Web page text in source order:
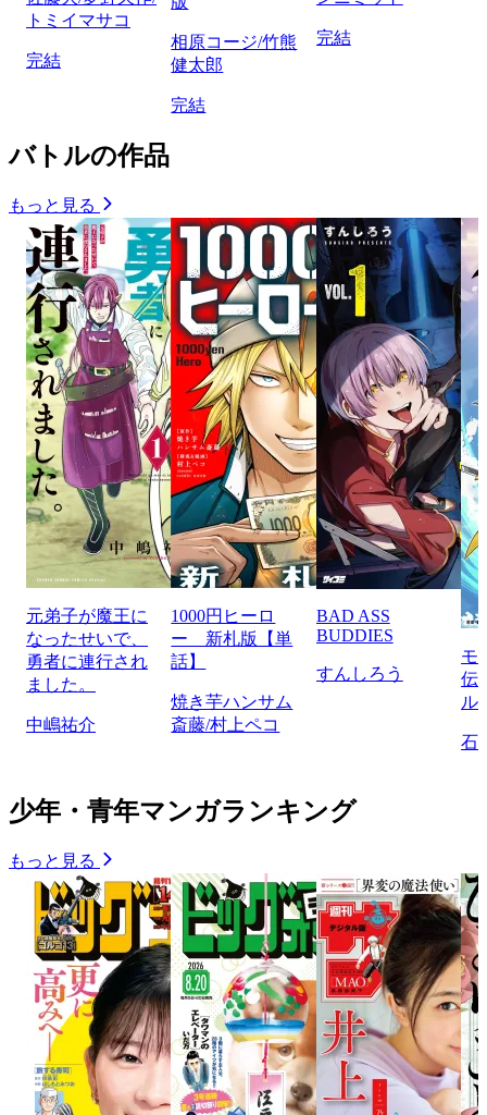
トミイマサコ
完結
相原コージ/竹熊
健太郎
完結
完結
バトルの作品
もっと見る
元弟子が魔王に
なったせいで、
勇者に連行され
ました。
中嶋祐介
1000円ヒーロ
ー 新札版【単
話】
焼き芋ハンサム
斎藤/村上ペコ
BAD ASS
BUDDIES
すんしろう
モ
伝
ル
石
少年・青年マンガランキング
もっと見る